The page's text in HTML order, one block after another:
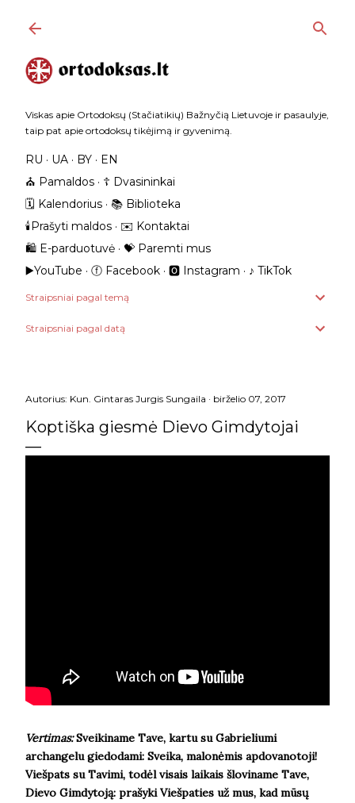
Praleisti ir pereiti prie pagrindinio turinio
Viskas apie Ortodoksų (Stačiatikių) Bažnyčią Lietuvoje ir pasaulyje,
taip pat apie ortodoksų tikėjimą ir gyvenimą.
RU UA BY
EN
⛪️ Pamaldos
☦️ Dvasininkai
🗓️ Kalendorius
📚 Biblioteka
🕯️Prašyti maldos
✉️ Kontaktai
🛍️ E-parduotuvė
💝 Paremti mus
▶️YouTube
ⓕ Facebook 🅾 Instagram ‎♪ TikTok
Straipsniai pagal temą
Straipsniai pagal datą
Autorius: Kun. Gintaras Jurgis Sungaila birželio 07, 2017
Koptiška giesmė Dievo Gimdytojai
Vertimas:Sveikiname Tave, kartu su Gabrieliumi
archangelu giedodami: Sveika, malonėmis apdovanotoji!
Viešpats su Tavimi, todėl visais laikais šloviname Tave,
Dievo Gimdytoją: prašyki Viešpaties už mus, kad mūsų